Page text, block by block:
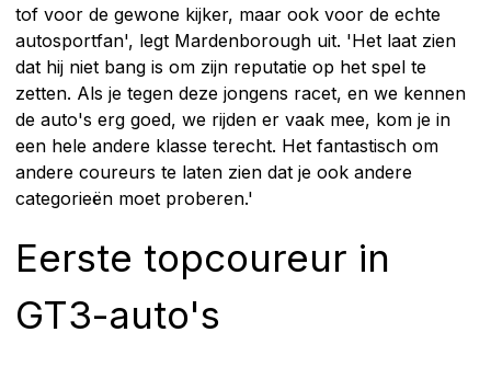
tof voor de gewone kijker, maar ook voor de echte
autosportfan', legt Mardenborough uit. 'Het laat zien
dat hij niet bang is om zijn reputatie op het spel te
zetten. Als je tegen deze jongens racet, en we kennen
de auto's erg goed, we rijden er vaak mee, kom je in
een hele andere klasse terecht. Het fantastisch om
andere coureurs te laten zien dat je ook andere
categorieën moet proberen.'
Eerste topcoureur in
GT3-auto's